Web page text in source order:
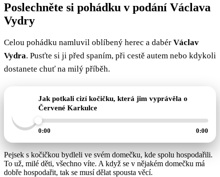
Poslechněte si pohádku v podání Václava
Vydry
Celou pohádku namluvil oblíbený herec a dabér Václav
Vydra. Pusťte si ji před spaním, při cestě autem nebo kdykoli
dostanete chuť na milý příběh.
Jak potkali cizí kočičku, která jim vyprávěla o
Červené Karkulce
0:00 0:00
Pejsek s kočičkou bydleli ve svém domečku, kde spolu hospodařili.
To už, milé děti, všechno víte. A když se v nějakém domečku má
dobře hospodařit, tak se musí dělat spousta věcí.